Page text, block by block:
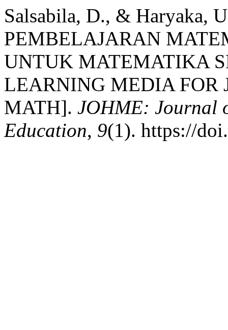
Salsabila, D., & Haryaka,
PEMBELAJARAN
UNTUK MATEMATIKA
LEARNING MEDIA FOR
MATH]. JOHME: Journal
Education, 9(1). https://